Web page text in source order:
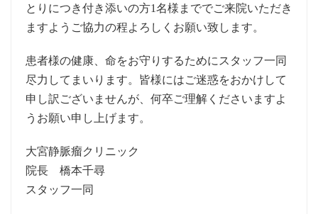
とりにつき付き添いの方1名様まででご来院いただき
ますようご協力の程よろしくお願い致します。
患者様の健康、命をお守りするためにスタッフ一同
尽力してまいります。皆様にはご迷惑をおかけして
申し訳ございませんが、何卒ご理解くださいますよ
うお願い申し上げます。
大宮静脈瘤クリニック
院長 橋本千尋
スタッフ一同